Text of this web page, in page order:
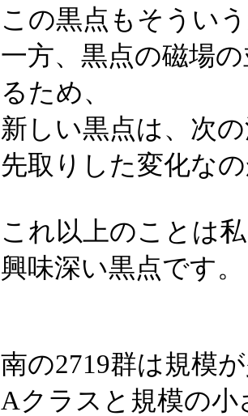
この黒点もそうい
一方、黒点の磁場
るため、
新しい黒点は、次
先取りした変化な
これ以上のことは
興味深い黒点です。
南の2719群は規模
Aクラスと規模の